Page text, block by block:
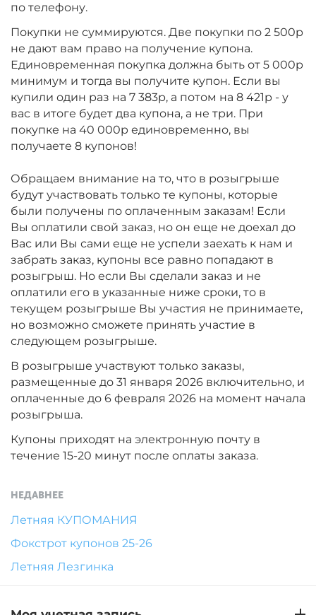
по телефону.
Покупки не суммируются. Две покупки по 2 500р
не дают вам право на получение купона.
Единовременная покупка должна быть от 5 000р
минимум и тогда вы получите купон. Если вы
купили один раз на 7 383р, а потом на 8 421р - у
вас в итоге будет два купона, а не три. При
покупке на 40 000р единовременно, вы
получаете 8 купонов!
Обращаем внимание на то, что в розыгрыше
будут участвовать только те купоны, которые
были получены по оплаченным заказам! Если
Вы оплатили свой заказ, но он еще не доехал до
Вас или Вы сами еще не успели заехать к нам и
забрать заказ, купоны все равно попадают в
розыгрыш. Но если Вы сделали заказ и не
оплатили его в указанные ниже сроки, то в
текущем розыгрыше Вы участия не принимаете,
но возможно сможете принять участие в
следующем розыгрыше.
В розыгрыше участвуют только заказы,
размещенные до 31 января 2026 включительно, и
оплаченные до 6 февраля 2026 на момент начала
розыгрыша.
Купоны приходят на электронную почту в
течение 15-20 минут после оплаты заказа.
НЕДАВНЕЕ
Летняя КУПОМАНИЯ
Фокстрот купонов 25-26
Летняя Лезгинка